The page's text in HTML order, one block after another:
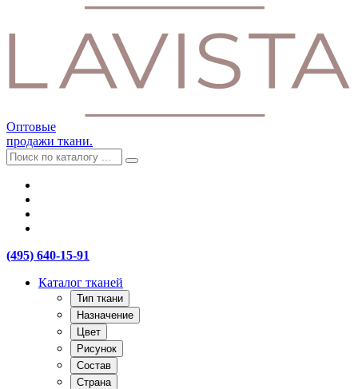
Оптовые
продажи ткани.
(495) 640-15-91
Каталог тканей
Тип ткани
Назначение
Цвет
Рисунок
Состав
Страна